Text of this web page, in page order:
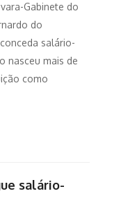
Gabinete do
do
salário-
nasceu mais de
como
salário-